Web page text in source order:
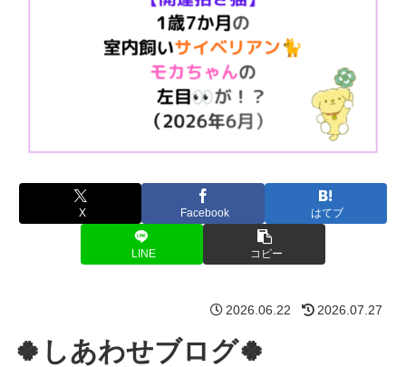
X Facebook はてブ
LINE コピー
2026.06.22 2026.07.27
🍀しあわせブログ🍀